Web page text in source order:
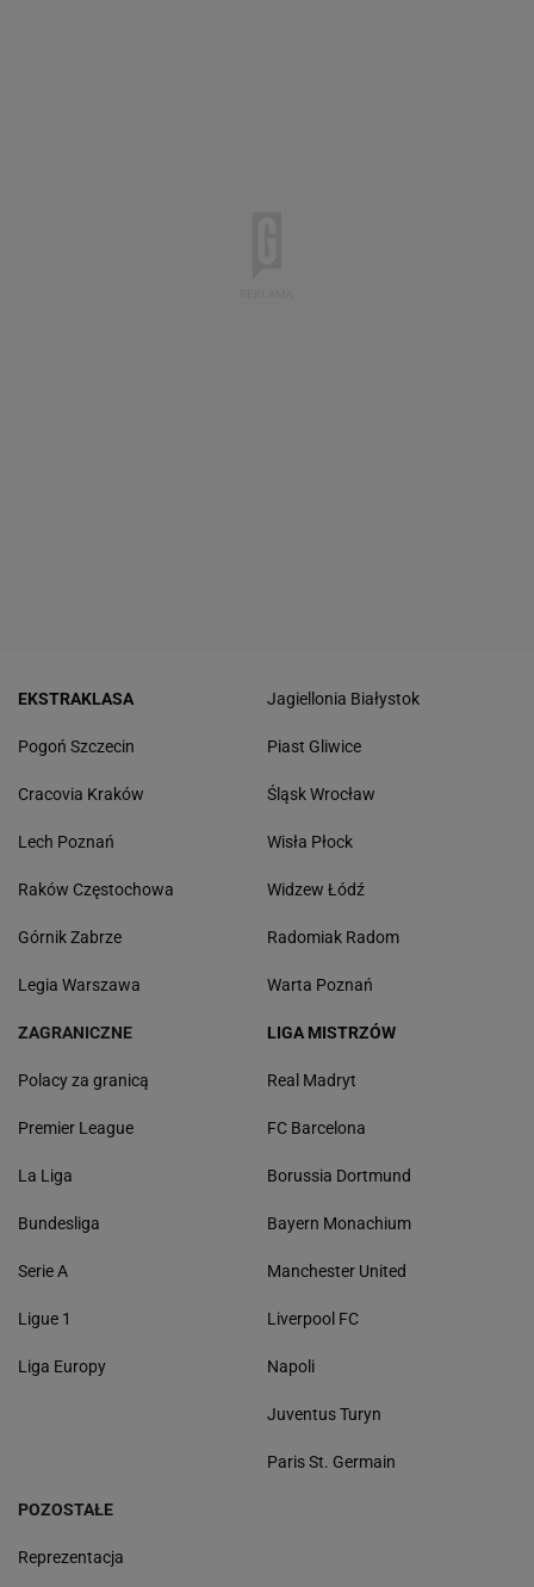
EKSTRAKLASA
Pogoń Szczecin
Cracovia Kraków
Lech Poznań
Raków Częstochowa
Górnik Zabrze
Legia Warszawa
Jagiellonia Białystok
Piast Gliwice
Śląsk Wrocław
Wisła Płock
Widzew Łódź
Radomiak Radom
Warta Poznań
ZAGRANICZNE
Polacy za granicą
Premier League
La Liga
Bundesliga
Serie A
Ligue 1
Liga Europy
LIGA MISTRZÓW
Real Madryt
FC Barcelona
Borussia Dortmund
Bayern Monachium
Manchester United
Liverpool FC
Napoli
Juventus Turyn
Paris St. Germain
POZOSTAŁE
Reprezentacja